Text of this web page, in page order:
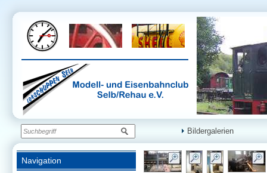
Bildergalerien
Navigation